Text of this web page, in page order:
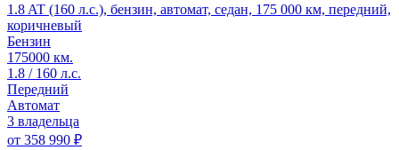
1.8 AT (160 л.с.), бензин, автомат, седан, 175 000 км, передний,
коричневый
Бензин
175000 км.
1.8 / 160 л.с.
Передний
Автомат
3 владельца
от 358 990 ₽